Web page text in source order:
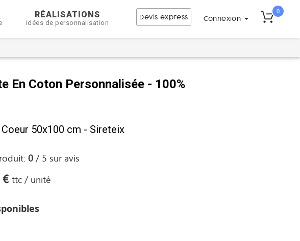
RÉALISATIONS
idées de personnalisation
Devis express Connexion
0
En Coton Personnalisée - 100%
50x100 cm - Sireteix
0 / 5 suravis
€ttc / unité